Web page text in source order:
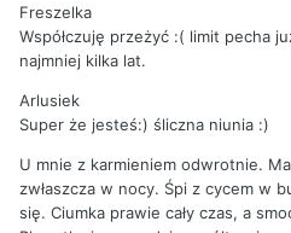
Freszelka
Współczuję przeżyć :( limit pecha
najmniej kilka lat.
Arlusiek
Super że jesteś:) śliczna niunia :)
U mnie z karmieniem odwrotnie.
zwłaszcza w nocy. Śpi z cycem w
się. Ciumka prawie cały czas, a